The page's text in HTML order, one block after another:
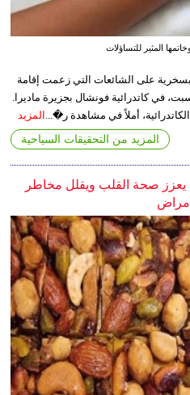
المثير للتساؤلات
بسخرية على الشائعات التي زعمت إقامة
في كاتدرائية فونشال بجزيرة ماديرا.
أملاً في مشاهدة ر�...
المزيد
المزيد من التحقيقات السياحية
يعزز صحة القلب ويقلل مخاطر